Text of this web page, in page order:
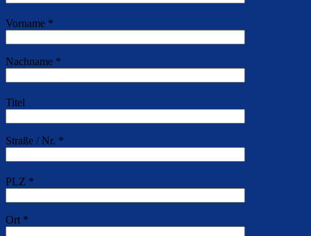
Vorname *
Nachname *
Titel
Straße / Nr. *
PLZ *
Ort *